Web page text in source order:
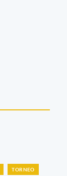
TORNEO